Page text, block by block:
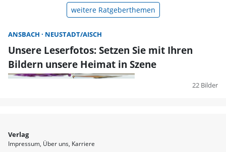
weitere Ratgeberthemen
ANSBACH NEUSTADT/AISCH
Unsere Leserfotos: Setzen Sie mit Ihren
Bildern unsere Heimat in Szene
22 Bilder
Verlag
Impressum Über uns Karriere